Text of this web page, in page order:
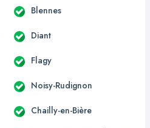
Blennes
Diant
Flagy
Noisy-Rudignon
Chailly-en-Bière